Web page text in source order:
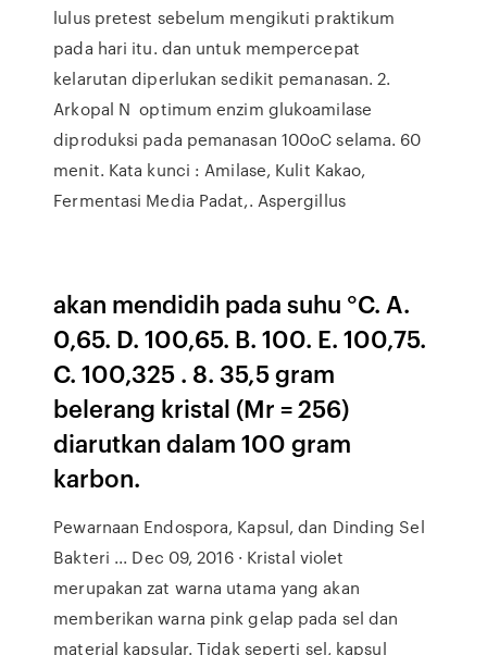
lulus pretest sebelum mengikuti praktikum
pada hari itu. dan untuk mempercepat
kelarutan diperlukan sedikit pemanasan. 2.
Arkopal N optimum enzim glukoamilase
diproduksi pada pemanasan 100oC selama. 60
menit. Kata kunci : Amilase, Kulit Kakao,
Fermentasi Media Padat,. Aspergillus
akan mendidih pada suhu °C. A.
0,65. D. 100,65. B. 100. E. 100,75.
C. 100,325 . 8. 35,5 gram
belerang kristal (Mr = 256)
diarutkan dalam 100 gram
karbon.
Pewarnaan Endospora, Kapsul, dan Dinding Sel
Bakteri ... Dec 09, 2016 · Kristal violet
merupakan zat warna utama yang akan
memberikan warna pink gelap pada sel dan
material kapsular. Tidak seperti sel, kapsul